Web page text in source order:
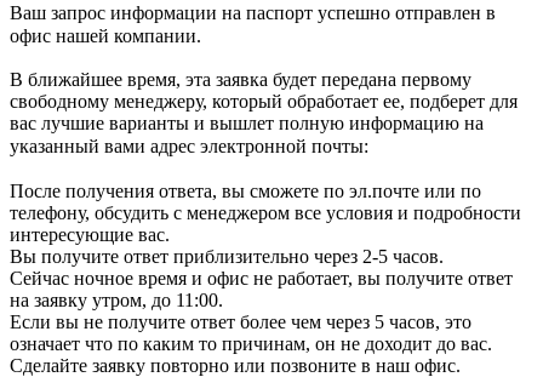
Ваш запрос информации на паспорт успешно отправлен в
офис нашей компании.
В ближайшее время, эта заявка будет передана первому
свободному менеджеру, который обработает ее, подберет для
вас лучшие варианты и вышлет полную информацию на
указанный вами адрес электронной почты:
После получения ответа, вы сможете по эл.почте или по
телефону, обсудить с менеджером все условия и подробности
интересующие вас.
Вы получите ответ приблизительно через 2-5 часов.
Сейчас ночное время и офис не работает, вы получите ответ
на заявку утром, до 11:00.
Если вы не получите ответ более чем через 5 часов, это
означает что по каким то причинам, он не доходит до вас.
Сделайте заявку повторно или позвоните в наш офис.